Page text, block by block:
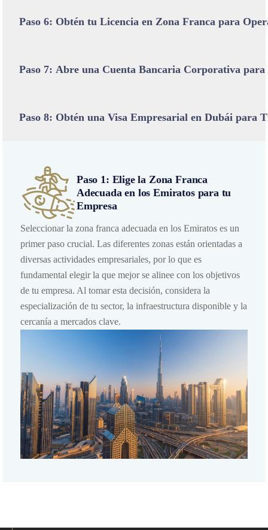
Paso 6: Obtén tu Licencia en Zona Franca para
Paso 7: Abre una Cuenta Bancaria Corporativa para
Paso 8: Obtén una Visa Empresarial en Dubái para
Paso 1: Elige la Zona Franca
Adecuada en los Emiratos para tu
Empresa
Seleccionar la zona franca adecuada en los Emiratos es un
primer paso crucial. Las diferentes zonas están orientadas a
diversas actividades empresariales, por lo que es
fundamental elegir la que mejor se alinee con los objetivos
de tu empresa. Al tomar esta decisión, considera la
especialización de tu sector, la infraestructura disponible y la
cercanía a mercados clave.